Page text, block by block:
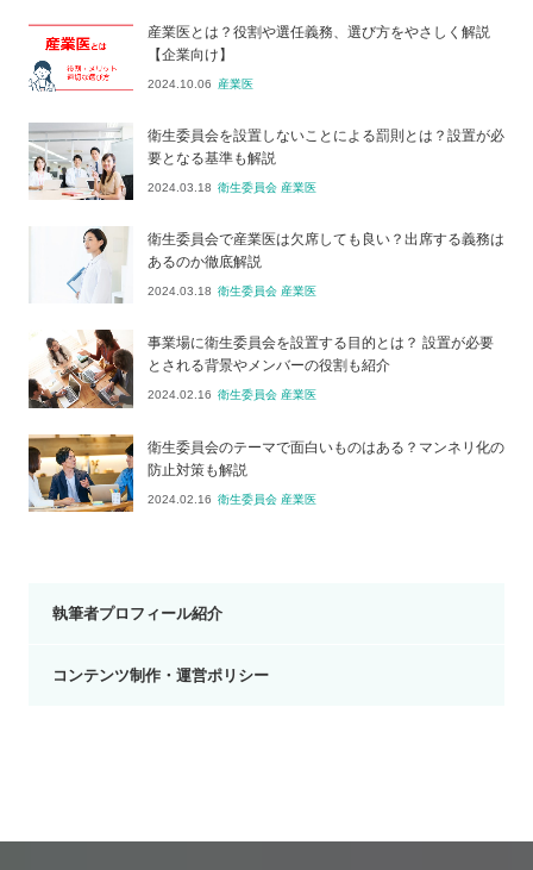
産業医とは？役割や選任義務、選び方をやさしく解説
【企業向け】
2024.10.06 産業医
衛生委員会を設置しないことによる罰則とは？設置が必
要となる基準も解説
2024.03.18 衛生委員会 産業医
衛生委員会で産業医は欠席しても良い？出席する義務は
あるのか徹底解説
2024.03.18 衛生委員会 産業医
事業場に衛生委員会を設置する目的とは？ 設置が必要
とされる背景やメンバーの役割も紹介
2024.02.16 衛生委員会 産業医
衛生委員会のテーマで面白いものはある？マンネリ化の
防止対策も解説
2024.02.16 衛生委員会 産業医
執筆者プロフィール紹介
コンテンツ制作・運営ポリシー